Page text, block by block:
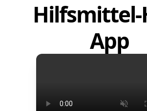
Hilfsmittel-
App